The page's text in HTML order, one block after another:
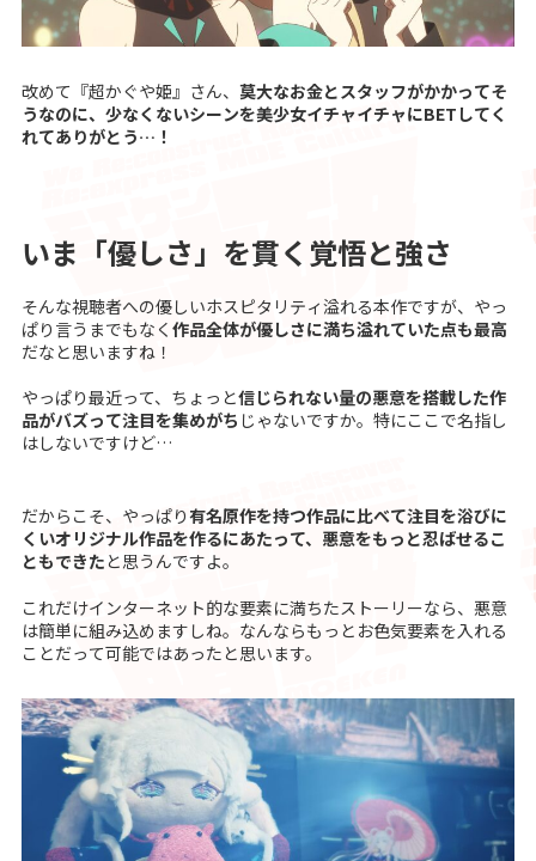
改めて『超かぐや姫』さん、莫大なお金とスタッフがかかってそ
うなのに、少なくないシーンを美少女イチャイチャにBETしてく
れてありがとう…！
いま「優しさ」を貫く覚悟と強さ
そんな視聴者への優しいホスピタリティ溢れる本作ですが、やっ
ぱり言うまでもなく作品全体が優しさに満ち溢れていた点も最高
だなと思いますね！
やっぱり最近って、ちょっと信じられない量の悪意を搭載した作
品がバズって注目を集めがち じゃないですか。特にここで名指し
はしないですけど…
だからこそ、やっぱり有名原作を持つ作品に比べて注目を浴びに
くいオリジナル作品を作るにあたって、悪意をもっと忍ばせるこ
ともできたと思うんですよ。
これだけインターネット的な要素に満ちたストーリーなら、悪意
は簡単に組み込めますしね。なんならもっとお色気要素を入れる
ことだって可能ではあったと思います。